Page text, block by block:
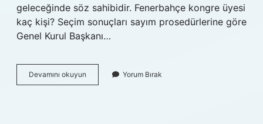
geleceğinde söz sahibidir. Fenerbahçe kongre üyesi
kaç kişi? Seçim sonuçları sayım prosedürlerine göre
Genel Kurul Başkanı…
Devamını okuyun Fenerbahçe
Spor
Yorum Bırak